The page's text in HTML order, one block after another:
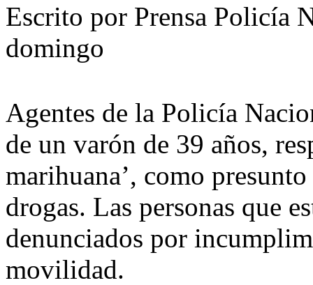
Escrito por Prensa Policía
domingo
Agentes de la Policía
de un varón de 39 años,
marihuana’, como
drogas. Las personas que
denunciados por
movilidad.